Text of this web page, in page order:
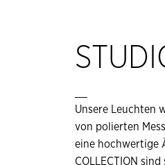
Unsere Leuchten
von polierten
eine hochwertige
COLLECTION